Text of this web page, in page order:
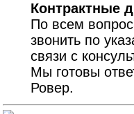
Контрактные
По всем
звонить по
связи с
Мы готовы
Ровер.